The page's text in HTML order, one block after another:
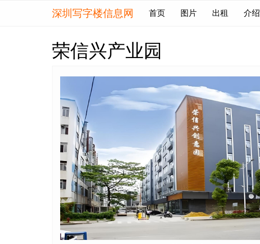
深圳写字楼信息网 首页 图片 出租 介绍
荣信兴产业园